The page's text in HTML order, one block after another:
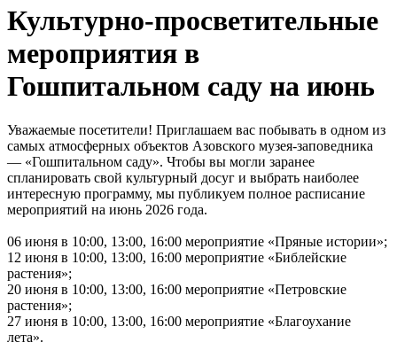
Культурно-просветительные
мероприятия в
Гошпитальном саду на июнь
Уважаемые посетители! Приглашаем вас побывать в одном из
самых атмосферных объектов Азовского музея-заповедника
— «Гошпитальном саду». Чтобы вы могли заранее
спланировать свой культурный досуг и выбрать наиболее
интересную программу, мы публикуем полное расписание
мероприятий на июнь 2026 года.
06 июня в 10:00, 13:00, 16:00 мероприятие «Пряные истории»;
12 июня в 10:00, 13:00, 16:00 мероприятие «Библейские
растения»;
20 июня в 10:00, 13:00, 16:00 мероприятие «Петровские
растения»;
27 июня в 10:00, 13:00, 16:00 мероприятие «Благоухание
лета».